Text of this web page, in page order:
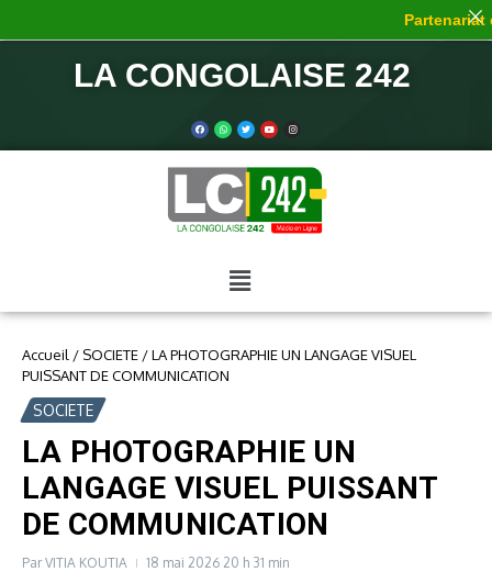
LA CONGOLAISE 242
Accueil / SOCIETE /LA PHOTOGRAPHIE UN LANGAGE VISUEL
PUISSANT DE COMMUNICATION
SOCIETE
LA PHOTOGRAPHIE UN
LANGAGE VISUEL PUISSANT
DE COMMUNICATION
ParVITIA KOUTIA 18 mai 2026 20 h 31 min
Partenariat